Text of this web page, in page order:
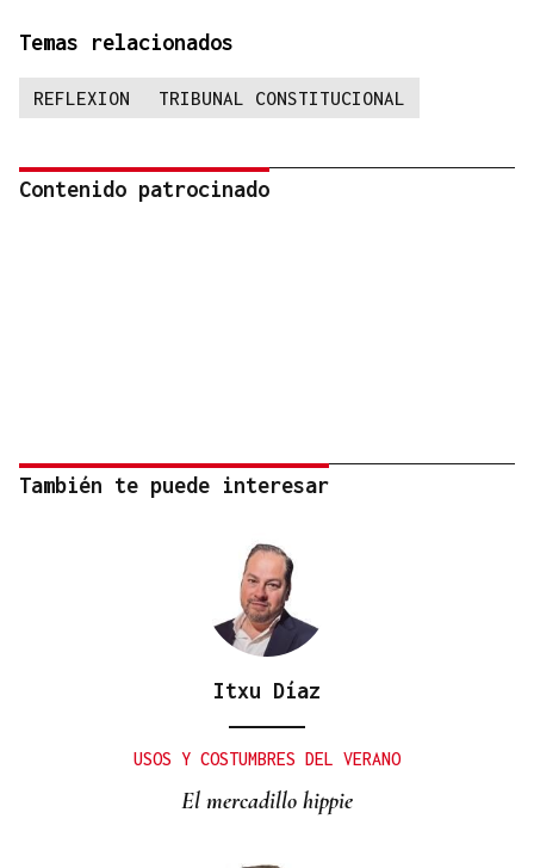
Temas relacionados
REFLEXION TRIBUNAL CONSTITUCIONAL
Contenido patrocinado
También te puede interesar
Itxu Díaz
USOS Y COSTUMBRES DEL VERANO
El mercadillo hippie